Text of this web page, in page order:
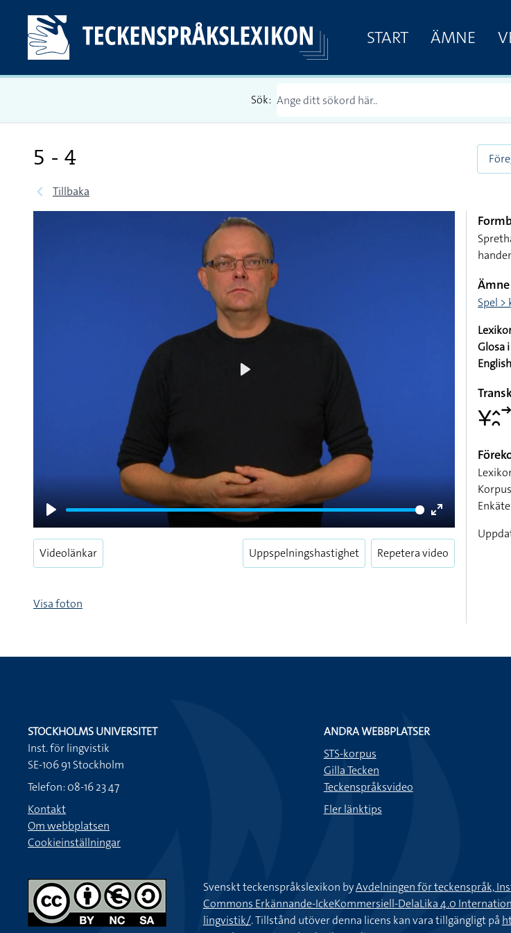
START ÄMNE
Sök:
5 - 4
Tillbaka
Play
Enter
fullscreen
Videolänkar Uppspelningshastighet Repetera video
Visa foton
Ämne
Spel
Glosa
STOCKHOLMS UNIVERSITET
Inst. för lingvistik
SE-106 91 Stockholm
Telefon: 08-16 23 47
Kontakt
Om webbplatsen
Cookieinställningar
ANDRA WEBBPLATSER
STS-korpus
Gilla Tecken
Teckenspråksvideo
Fler länktips
Svenskt teckenspråkslexikon byAvdelningen för teckenspråk,
Commons Erkännande-IckeKommersiell-DelaLika 4.0
lingvistik/. Tillstånd utöver denna licens kan vara tillgängligt på